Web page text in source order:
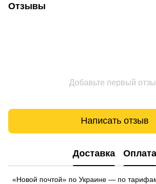
Отзывы
Добавьте первый
Написать отзыв
Доставка Оплата
«Новой почтой» по Украине — по тарифам